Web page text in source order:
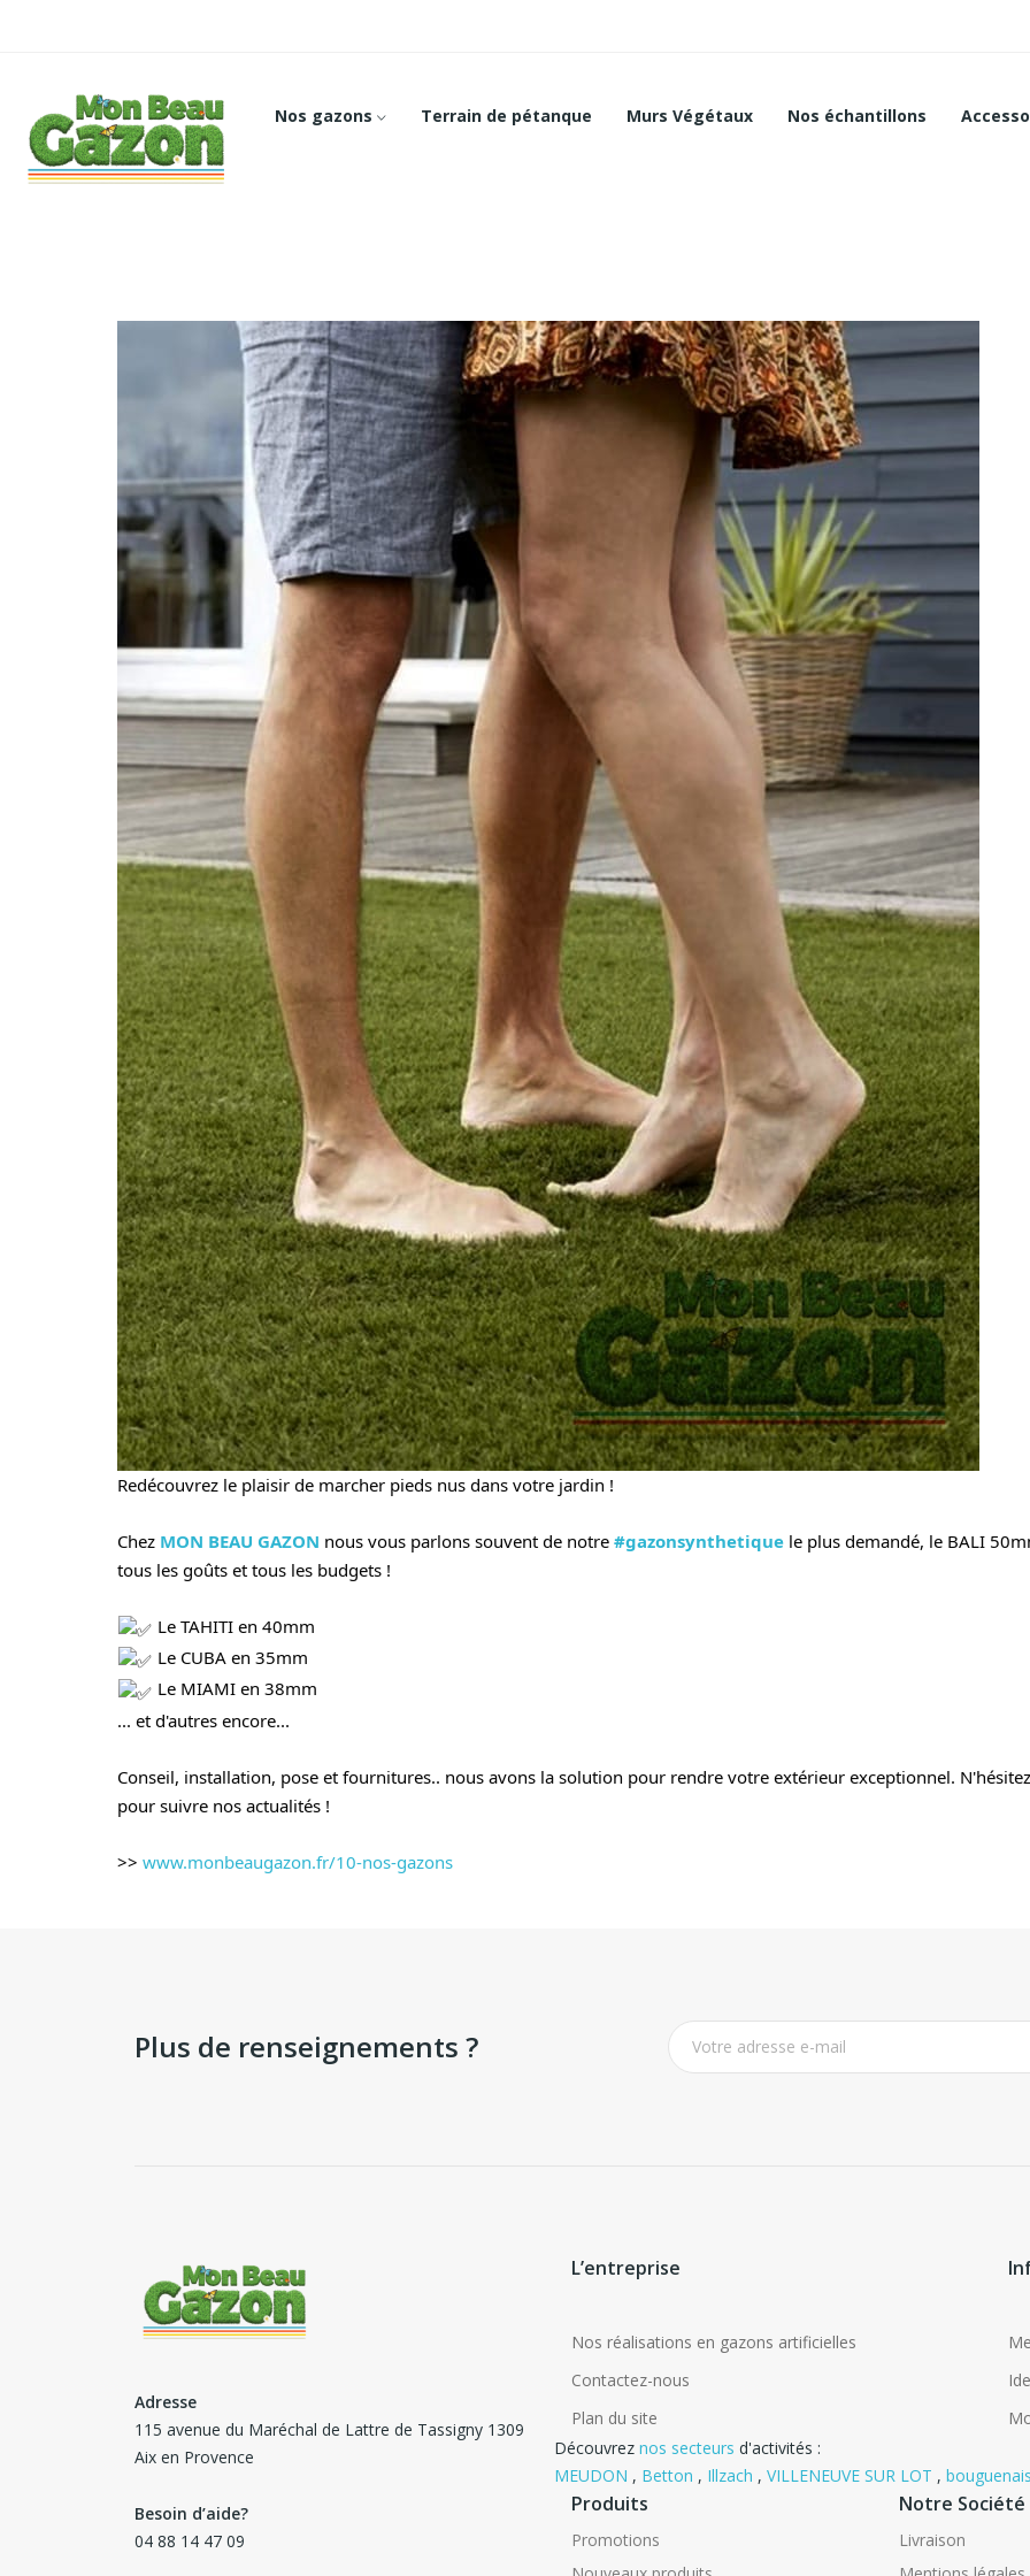
Nos gazons Terrain de pétanque Murs Végétaux Nos échantillons
Redécouvrez le plaisir de marcher pieds nus dans votre jardin !
Chez MON BEAU GAZON nous vous parlons souvent de notre #gazonsynthetique le plus demandé, le BALI
tous les goûts et tous les budgets !
Le TAHITI en 40mm
Le CUBA en 35mm
Le MIAMI en 38mm
... et d'autres encore...
Conseil, installation, pose et fournitures.. nous avons la solution pour rendre votre extérieur exceptionnel.
pour suivre nos actualités !
>> www.monbeaugazon.fr/10-nos-gazons
Plus de renseignements ?
Adresse
115 avenue du Maréchal de Lattre de Tassigny 1309
Aix en Provence
Besoin d’aide?
04 88 14 47 09
L’entreprise
Nos réalisations en gazons artificielles
Contactez-nous
Plan du site
Découvrez nos secteurs d'activités :
MEUDON , Betton , Illzach , VILLENEUVE SUR LOT , bouguenais
Produits
Promotions
Notre Société
Livraison